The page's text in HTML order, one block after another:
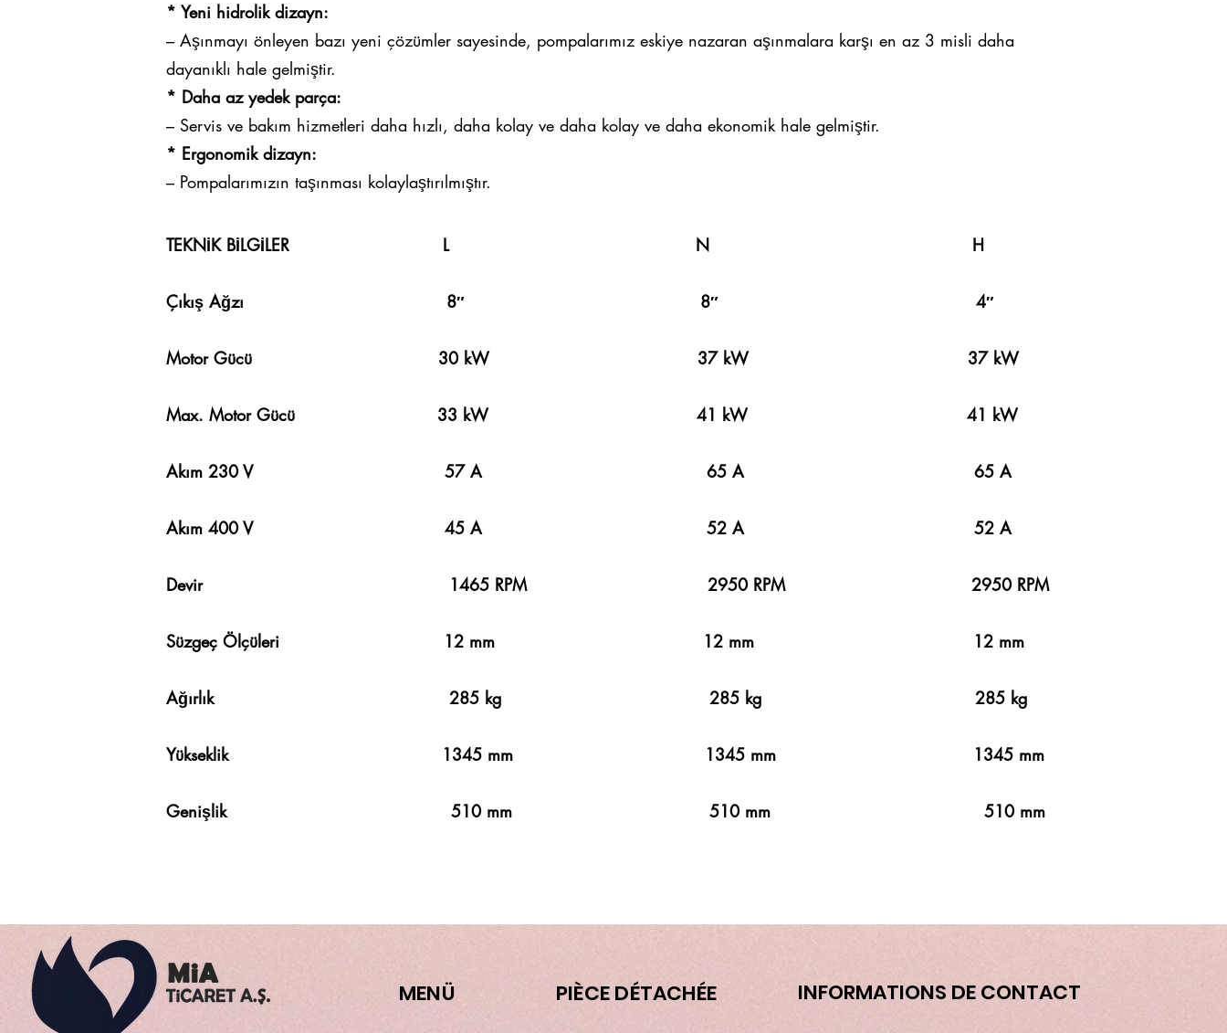
* Yeni hidrolik dizayn:
– Aşınmayı önleyen bazı yeni çözümler sayesinde, pompalarımız eskiye nazaran aşınmalara karşı en az 3 misli daha
dayanıklı hale gelmiştir.
* Daha az yedek parça:
– Servis ve bakım hizmetleri daha hızlı, daha kolay ve daha kolay ve daha ekonomik hale gelmiştir.
* Ergonomik dizayn:
– Pompalarımızın taşınması kolaylaştırılmıştır.
TEKNİK BİLGİLER L N H
Çıkış Ağzı 8″ 8″ 4″
Motor Gücü 30 kW 37 kW 37 kW
Max. Motor Gücü 33 kW 41 kW 41 kW
Akım 230 V 57 A 65 A 65 A
Akım 400 V 45 A 52 A 52 A
Devir 1465 RPM 2950 RPM 2950 RPM
Süzgeç Ölçüleri 12 mm 12 mm 12 mm
Ağırlık 285 kg 285 kg 285 kg
Yükseklik 1345 mm 1345 mm 1345 mm
Genişlik 510 mm 510 mm 510 mm
MENÜ PIÈCE DÉTACHÉE INFORMATIONS DE CONTACT